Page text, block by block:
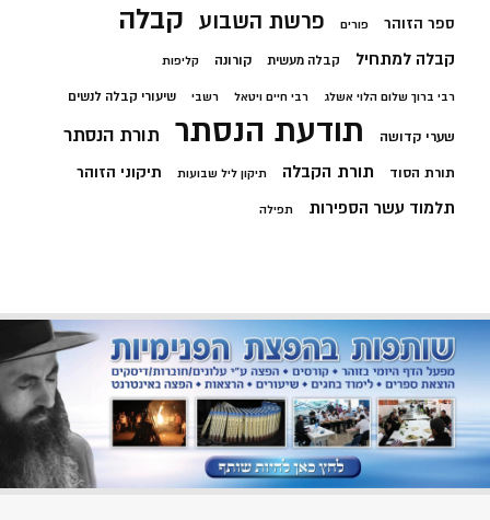
ספר הזוהר פורים פרשת השבוע קבלה
קבלה למתחיל קבלה מעשית קורונה קליפות
רבי ברוך שלום הלוי אשלג רבי חיים ויטאל רשבי שיעורי קבלה לנשים
שערי קדושה תודעת הנסתר תורת הנסתר
תורת הסוד תורת הקבלה תיקון ליל שבועות תיקוני הזוהר
תלמוד עשר הספירות תפילה